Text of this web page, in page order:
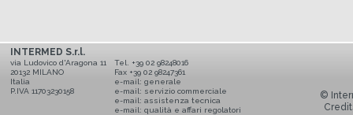
INTERMED S.r.l.
via Ludovico d'Aragona 11
20132 MILANO
Italia
P.IVA 11703230158
Tel. +39 02 98248016
Fax +39 02 98247361
e-mail: generale
e-mail: servizio commerciale
e-mail: assistenza tecnica
e-mail: qualità e affari regolatori
©